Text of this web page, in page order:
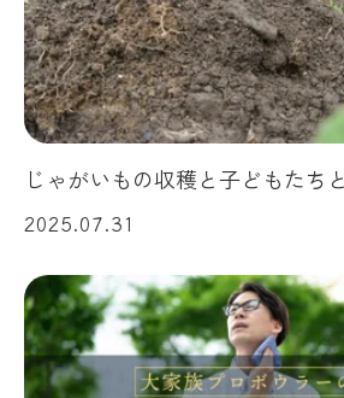
じゃがいもの収穫と子どもたち
2025.07.31